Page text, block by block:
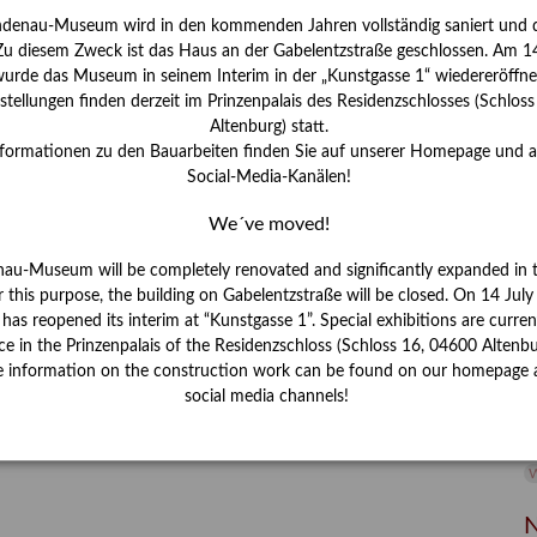
Museum wird in den kommenden Jahren vollständig saniert und
diesem Zweck ist das Haus an der Gabelentzstraße geschlossen. Am
das Museum in seinem Interim in der „Kunstgasse 1“
finden derzeit im Prinzenpalais des Residenzschlosses
Altenburg) statt.
zu den Bauarbeiten finden Sie auf unserer Homepage und
Social-Media-Kanälen!
We´ve moved!
Museum will be completely renovated and significantly expanded in
this purpose, the building on Gabelentzstraße will be closed. On 14
reopened its interim at “Kunstgasse 1”. Special exhibitions are
in the Prinzenpalais of the Residenzschloss (Schloss 16, 04600
information on the construction work can be found on our homepage
social media channels!